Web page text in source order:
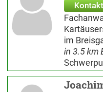
Kontakt
im
in 3.5 km